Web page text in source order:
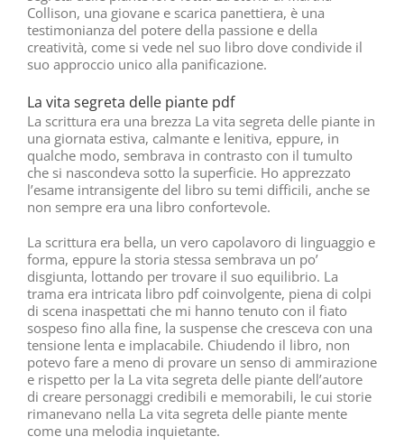
Collison, una giovane e scarica panettiera, è una
testimonianza del potere della passione e della
creatività, come si vede nel suo libro dove condivide il
suo approccio unico alla panificazione.
La vita segreta delle piante pdf
La scrittura era una brezza La vita segreta delle piante in
una giornata estiva, calmante e lenitiva, eppure, in
qualche modo, sembrava in contrasto con il tumulto
che si nascondeva sotto la superficie. Ho apprezzato
l’esame intransigente del libro su temi difficili, anche se
non sempre era una libro confortevole.
La scrittura era bella, un vero capolavoro di linguaggio e
forma, eppure la storia stessa sembrava un po’
disgiunta, lottando per trovare il suo equilibrio. La
trama era intricata libro pdf coinvolgente, piena di colpi
di scena inaspettati che mi hanno tenuto con il fiato
sospeso fino alla fine, la suspense che cresceva con una
tensione lenta e implacabile. Chiudendo il libro, non
potevo fare a meno di provare un senso di ammirazione
e rispetto per la La vita segreta delle piante dell’autore
di creare personaggi credibili e memorabili, le cui storie
rimanevano nella La vita segreta delle piante mente
come una melodia inquietante.